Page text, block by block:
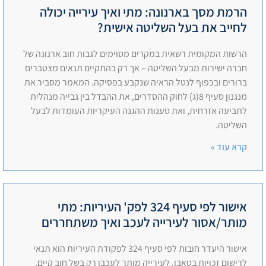
הרמת מסך בארנונה: מתי ואיך עירייה יכולה
לחייב את בעל השליטה אישית?
הרשות המקומית רשאית במקרים מסוימים לגבות חוב ארנונה של
חברה ישירות מבעל השליטה – אך רק בהתקיים תנאים מצטברים
ברורים ובכפוף לנטל הראיה שנקבע בפסיקה. המאמר מסביר את
מנגנון סעיף 8(ג) לחוק ההסדרים, את ההבדל בין גבייה מנהלית
לתביעה אזרחית, ואת טענות ההגנה העיקריות העומדות לבעל
השליטה.
קרא עוד »
אישור לפי סעיף 324 לפק' העיריות: מתי
מותר/אסור לעירייה לעכב ואיך משתחררים
אישור היעדר חובות לפי סעיף 324 לפקודת העיריות הוא תנאי
לרישום זכויות בטאבו. לעירייה מותר לעכבו רק בשל חוב קיים,